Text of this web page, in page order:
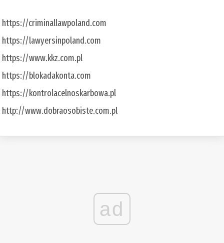
https://criminallawpoland.com
https://lawyersinpoland.com
https://www.kkz.com.pl
https://blokadakonta.com
https://kontrolacelnoskarbowa.pl
http://www.dobraosobiste.com.pl
ad